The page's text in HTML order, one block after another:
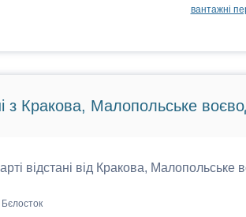
вантажні
з Кракова, Малопольське
відстані від Кракова,